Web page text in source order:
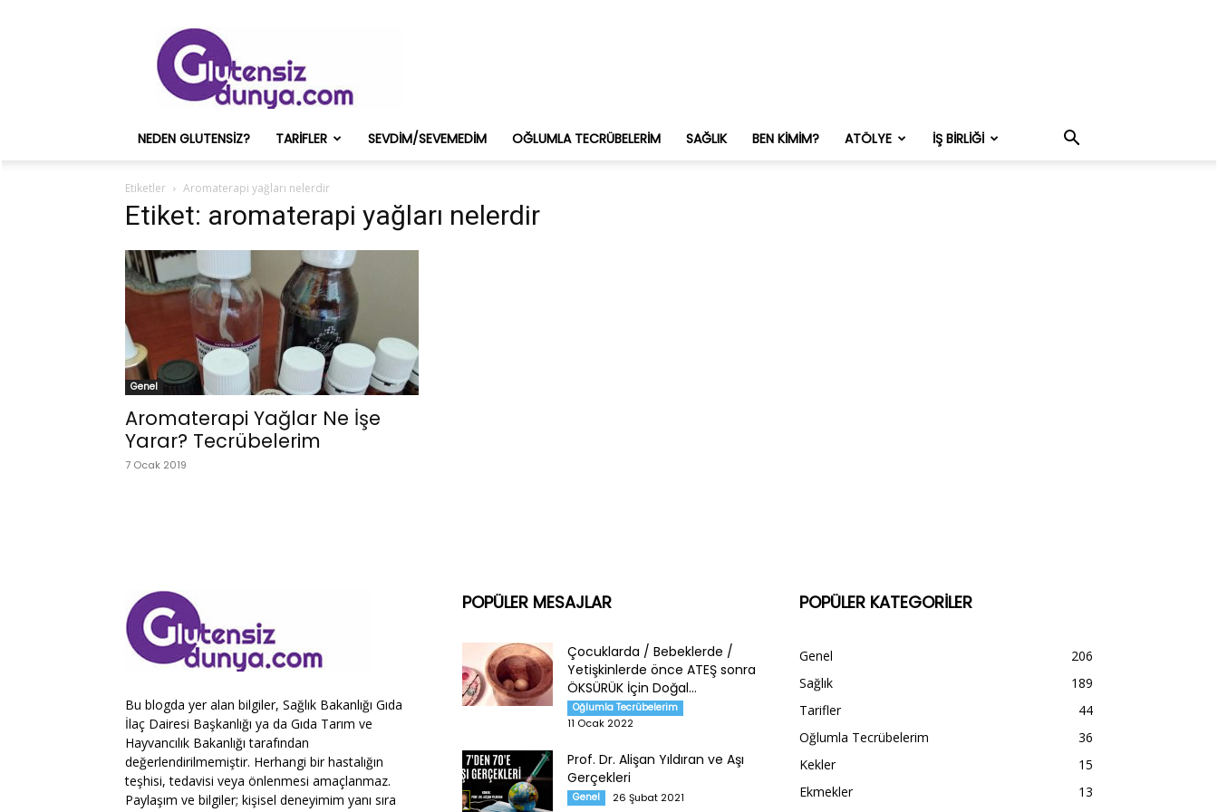
ve
Onun
Sağlık
Deneyimleri
NEDEN GLUTENSIZ? TARIFLER SEVDIM/SEVEMEDIM OĞLUMLA TECRÜBELERIM SAĞLIK BEN KIMIM? ATÖLYE İŞ BIRLIĞI
Etiketler Aromaterapi yağları nelerdir
Etiket: aromaterapi yağları nelerdir
Genel
Aromaterapi Yağlar Ne İşe
Yarar? Tecrübelerim
7 Ocak 2019
Bu blogda yer alan bilgiler, Sağlık Bakanlığı Gıda
İlaç Dairesi Başkanlığı ya da Gıda Tarım ve
Hayvancılık Bakanlığı tarafından
değerlendirilmemiştir. Herhangi bir hastalığın
teşhisi, tedavisi veya önlenmesi amaçlanmaz.
Paylaşım ve bilgiler; kişisel deneyimim yanı sıra
POPÜLER MESAJLAR
Çocuklarda / Bebeklerde /
Yetişkinlerde önce ATEŞ sonra
ÖKSÜRÜK İçin Doğal...
Oğlumla Tecrübelerim
11 Ocak 2022
Prof. Dr. Alişan Yıldıran ve Aşı
Gerçekleri
Genel 26 Şubat 2021
POPÜLER KATEGORİLER
Genel
206
Sağlık
189
Tarifler
44
Oğlumla Tecrübelerim
36
Kekler
15
Ekmekler
13